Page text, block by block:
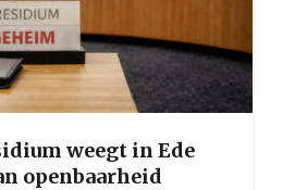
weegt in Ede
openbaarheid